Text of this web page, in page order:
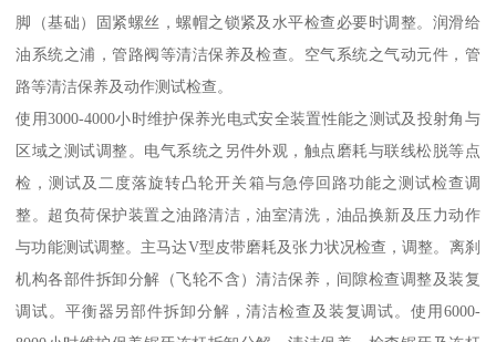
脚（基础）固紧螺丝，螺帽之锁紧及水平检查必要时调整。润滑给
油系统之浦，管路阀等清洁保养及检查。空气系统之气动元件，管
路等清洁保养及动作测试检查。
使用3000-4000小时维护保养光电式安全装置性能之测试及投射角与
区域之测试调整。电气系统之另件外观，触点磨耗与联线松脱等点
检，测试及二度落旋转凸轮开关箱与急停回路功能之测试检查调
整。超负荷保护装置之油路清洁，油室清洗，油品换新及压力动作
与功能测试调整。主马达V型皮带磨耗及张力状况检查，调整。离刹
机构各部件拆卸分解（飞轮不含）清洁保养，间隙检查调整及装复
调试。平衡器另部件拆卸分解，清洁检查及装复调试。使用6000-